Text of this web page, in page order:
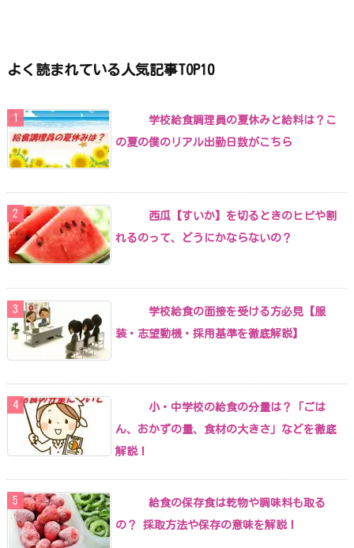
よく読まれている人気記事TOP10
学校給食調理員の夏休みと給料は？こ
の夏の僕のリアル出勤日数がこちら
西瓜【すいか】を切るときのヒビや割
れるのって、どうにかならないの？
学校給食の面接を受ける方必見【服
装・志望動機・採用基準を徹底解説】
小・中学校の給食の分量は？「ごは
ん、おかずの量、食材の大きさ」などを徹底
解説！
給食の保存食は乾物や調味料も取る
の？ 採取方法や保存の意味を解説！